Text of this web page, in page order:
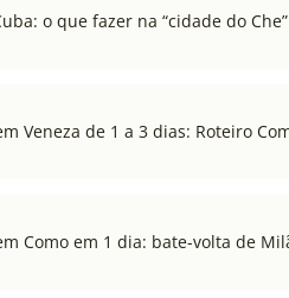
o que fazer na “cidade do Che”
Veneza de 1 a 3 dias: Roteiro
Como em 1 dia: bate-volta de